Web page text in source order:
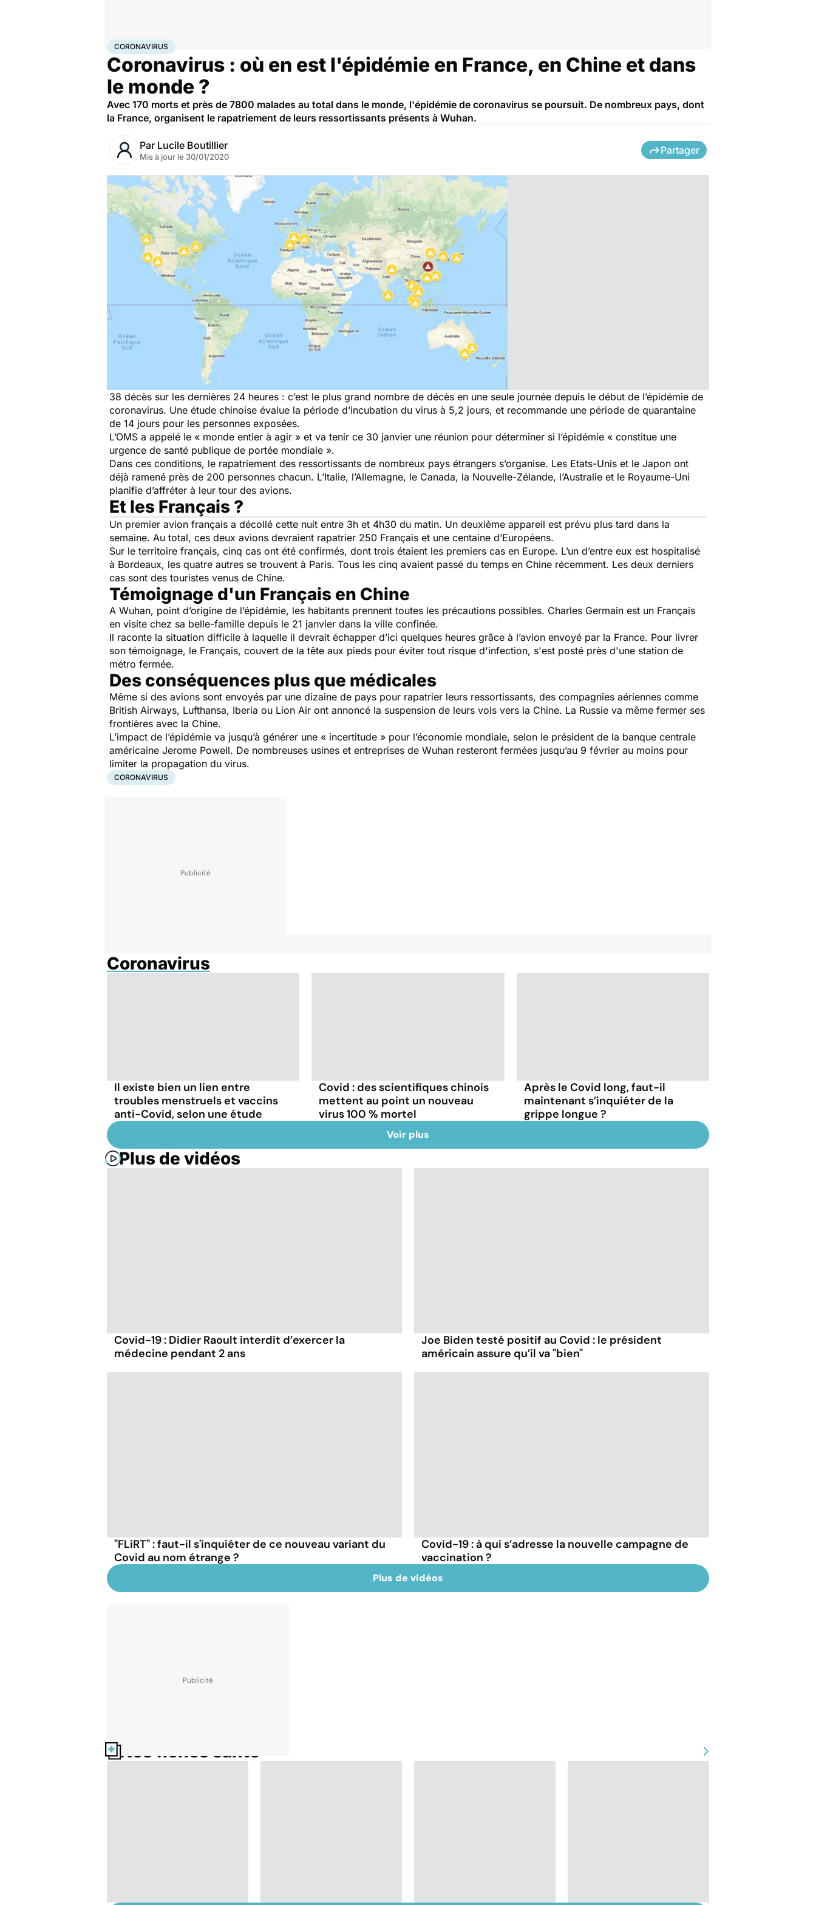
AccueilSantéMaladies
CORONAVIRUS
Coronavirus : où en est l'épidémie en France, en Chine et dans
le monde ?
Avec 170 morts et près de 7800 malades au total dans le monde, l'épidémie de coronavirus se poursuit. De nombreux pays, dont
la France, organisent le rapatriement de leurs ressortissants présents à Wuhan.
Par Lucile Boutillier
Mis à jour le 30/01/2020
Partager
38 décès sur les dernières 24 heures : c’est le plus grand nombre de décès en une seule journée depuis le début de l’épidémie de
coronavirus. Une étude chinoise évalue la période d’incubation du virus à 5,2 jours, et recommande une période de quarantaine
de 14 jours pour les personnes exposées.
L’OMS a appelé le « monde entier à agir » et va tenir ce 30 janvier une réunion pour déterminer si l’épidémie « constitue une
urgence de santé publique de portée mondiale ».
Dans ces conditions, le rapatriement des ressortissants de nombreux pays étrangers s’organise. Les Etats-Unis et le Japon ont
déjà ramené près de 200 personnes chacun. L’Italie, l’Allemagne, le Canada, la Nouvelle-Zélande, l’Australie et le Royaume-Uni
planifie d’affréter à leur tour des avions.
Et les Français ?
Un premier avion français a décollé cette nuit entre 3h et 4h30 du matin. Un deuxième appareil est prévu plus tard dans la
semaine. Au total, ces deux avions devraient rapatrier 250 Français et une centaine d’Européens.
Sur le territoire français, cinq cas ont été confirmés, dont trois étaient les premiers cas en Europe. L’un d’entre eux est hospitalisé
à Bordeaux, les quatre autres se trouvent à Paris. Tous les cinq avaient passé du temps en Chine récemment. Les deux derniers
cas sont des touristes venus de Chine.
Témoignage d'un Français en Chine
A Wuhan, point d’origine de l’épidémie, les habitants prennent toutes les précautions possibles. Charles Germain est un Français
en visite chez sa belle-famille depuis le 21 janvier dans la ville confinée.
Il raconte la situation difficile à laquelle il devrait échapper d’ici quelques heures grâce à l’avion envoyé par la France. Pour livrer
son témoignage, le Français, couvert de la tête aux pieds pour éviter tout risque d'infection, s'est posté près d'une station de
métro fermée.
Des conséquences plus que médicales
Même si des avions sont envoyés par une dizaine de pays pour rapatrier leurs ressortissants, des compagnies aériennes comme
British Airways, Lufthansa, Iberia ou Lion Air ont annoncé la suspension de leurs vols vers la Chine. La Russie va même fermer ses
frontières avec la Chine.
L’impact de l’épidémie va jusqu’à générer une « incertitude » pour l’économie mondiale, selon le président de la banque centrale
américaine Jerome Powell. De nombreuses usines et entreprises de Wuhan resteront fermées jusqu’au 9 février au moins pour
limiter la propagation du virus.
CORONAVIRUS
Coronavirus
Il existe bien un lien entre
troubles menstruels et vaccins
anti-Covid, selon une étude
Covid : des scientifiques chinois
mettent au point un nouveau
virus 100 % mortel
Après le Covid long, faut-il
maintenant s’inquiéter de la
grippe longue ?
Voir plus
Plus de vidéos
Covid-19 : Didier Raoult interdit d’exercer la
médecine pendant 2 ans
Joe Biden testé positif au Covid : le président
américain assure qu’il va "bien"
"FLiRT" : faut-il s'inquiéter de ce nouveau variant du
Covid au nom étrange ?
Covid-19 : à qui s’adresse la nouvelle campagne de
vaccination ?
Plus de vidéos
Nos fiches santé